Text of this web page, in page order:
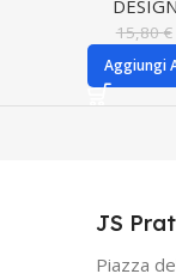
15,80€
Aggiungi
JS
Piazza